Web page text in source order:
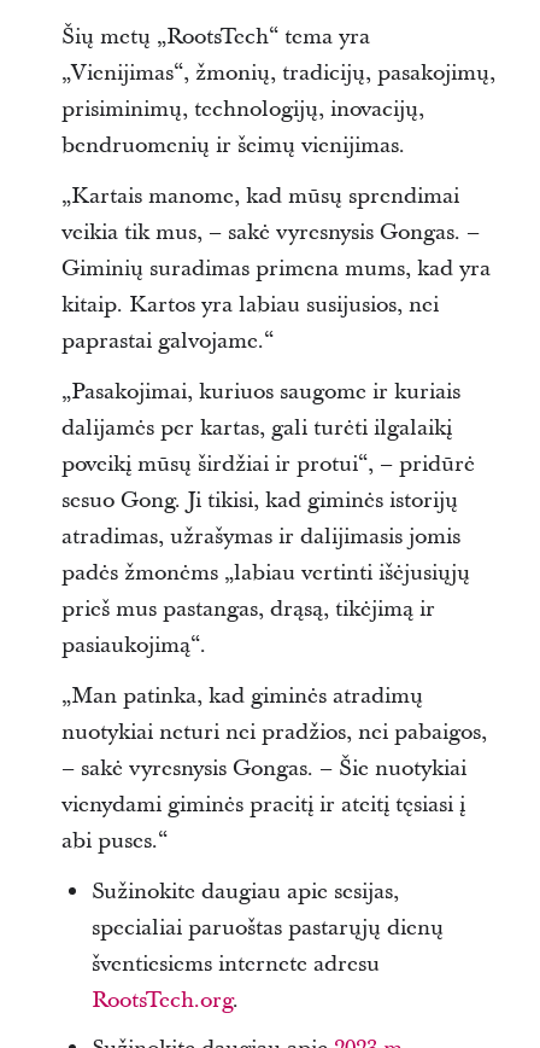
Šių metų „RootsTech“ tema yra
„Vienijimas“, žmonių, tradicijų, pasakojimų,
prisiminimų, technologijų, inovacijų,
bendruomenių ir šeimų vienijimas.
„Kartais manome, kad mūsų sprendimai
veikia tik mus, – sakė vyresnysis Gongas. –
Giminių suradimas primena mums, kad yra
kitaip. Kartos yra labiau susijusios, nei
paprastai galvojame.“
„Pasakojimai, kuriuos saugome ir kuriais
dalijamės per kartas, gali turėti ilgalaikį
poveikį mūsų širdžiai ir protui“, – pridūrė
sesuo Gong. Ji tikisi, kad giminės istorijų
atradimas, užrašymas ir dalijimasis jomis
padės žmonėms „labiau vertinti išėjusiųjų
prieš mus pastangas, drąsą, tikėjimą ir
pasiaukojimą“.
„Man patinka, kad giminės atradimų
nuotykiai neturi nei pradžios, nei pabaigos,
– sakė vyresnysis Gongas. – Šie nuotykiai
vienydami giminės praeitį ir ateitį tęsiasi į
abi puses.“
Sužinokite daugiau apie sesijas,
specialiai paruoštas pastarųjų dienų
šventiesiems internete adresu
RootsTech.org.